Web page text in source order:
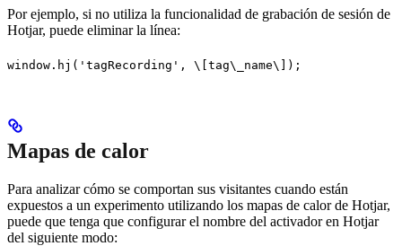
Por ejemplo, si no utiliza la funcionalidad de grabación de sesión de
Hotjar, puede eliminar la línea:
window.hj('tagRecording', \[tag\_name\]);
Mapas de calor
Para analizar cómo se comportan sus visitantes cuando están
expuestos a un experimento utilizando los mapas de calor de Hotjar,
puede que tenga que configurar el nombre del activador en Hotjar
del siguiente modo: